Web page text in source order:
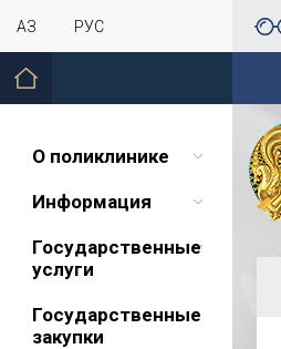
ҚАЗ РУС
О поликлинике
Информация
Государственные
услуги
Государственные
закупки